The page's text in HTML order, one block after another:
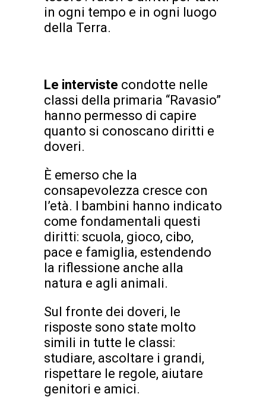
in ogni tempo e in ogni luogo
della Terra.
Le interviste condotte nelle
classi della primaria “Ravasio”
hanno permesso di capire
quanto si conoscano diritti e
doveri.
È emerso che la
consapevolezza cresce con
l’età. I bambini hanno indicato
come fondamentali questi
diritti: scuola, gioco, cibo,
pace e famiglia, estendendo
la riflessione anche alla
natura e agli animali.
Sul fronte dei doveri, le
risposte sono state molto
simili in tutte le classi:
studiare, ascoltare i grandi,
rispettare le regole, aiutare
genitori e amici.